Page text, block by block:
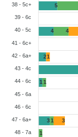
5
4
2
1
3
4
1
1
1
1
3
38 - 5c+
39 - 6c
40 - 5c
41 - 6c+
42 - 6a+
43 - 4c
44 - 6c
45 - 6a
46 - 6c
47 - 6a+
48 - 7a